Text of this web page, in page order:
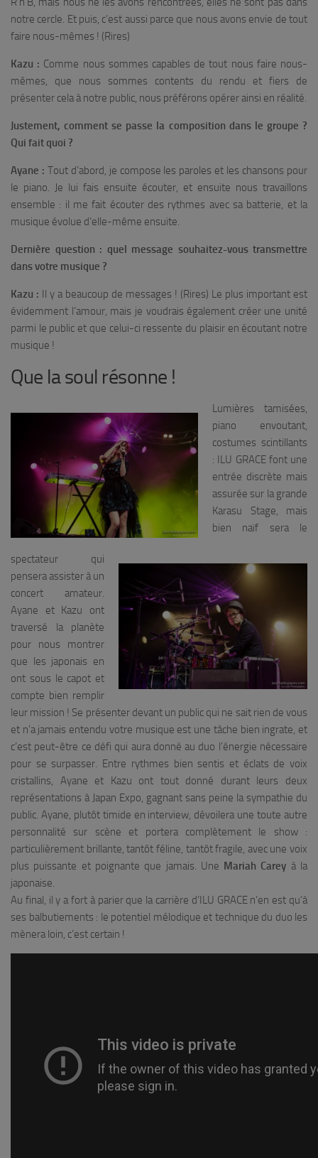
notre cercle. Et puis, c’est aussi parce que nous avons envie de tout
faire nous-mêmes ! (Rires)
Kazu : Comme nous sommes capables de tout nous faire nous-
mêmes, que nous sommes contents du rendu et fiers de
présenter cela à notre public, nous préférons opérer ainsi en réalité.
Justement, comment se passe la composition dans le groupe ?
Qui fait quoi ?
Ayane : Tout d’abord, je compose les paroles et les chansons pour
le piano. Je lui fais ensuite écouter, et ensuite nous travaillons
ensemble : il me fait écouter des rythmes avec sa batterie, et la
musique évolue d’elle-même ensuite.
Dernière question : quel message souhaitez-vous transmettre
dans votre musique ?
Kazu : Il y a beaucoup de messages ! (Rires) Le plus important est
évidemment l’amour, mais je voudrais également créer une unité
parmi le public et que celui-ci ressente du plaisir en écoutant notre
musique !
Que la soul résonne !
Lumières tamisées,
piano envoutant,
costumes scintillants
: ILU GRACE font une
entrée discrète mais
assurée sur la grande
Karasu Stage, mais
bien naïf sera le
spectateur qui
pensera assister à un
concert amateur.
Ayane et Kazu ont
traversé la planète
pour nous montrer
que les japonais en
ont sous le capot et
compte bien remplir
leur mission ! Se présenter devant un public qui ne sait rien de vous
et n’a jamais entendu votre musique est une tâche bien ingrate, et
c’est peut-être ce défi qui aura donné au duo l’énergie nécessaire
pour se surpasser. Entre rythmes bien sentis et éclats de voix
cristallins, Ayane et Kazu ont tout donné durant leurs deux
représentations à Japan Expo, gagnant sans peine la sympathie du
public. Ayane, plutôt timide en interview, dévoilera une toute autre
personnalité sur scène et portera complètement le show :
particulièrement brillante, tantôt féline, tantôt fragile, avec une voix
plus puissante et poignante que jamais. Une Mariah Carey à la
japonaise.
Au final, il y a fort à parier que la carrière d’ILU GRACE n’en est qu’à
ses balbutiements : le potentiel mélodique et technique du duo les
mènera loin, c’est certain !